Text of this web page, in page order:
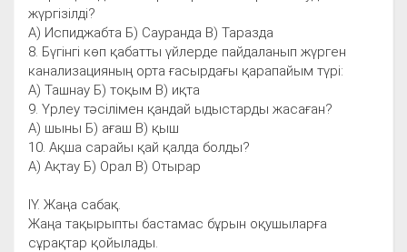
жүргізілді?
А) Испиджабта Б) Сауранда В) Таразда
8. Бүгінгі көп қабатты үйлерде пайдаланып жүрген
канализацияның орта ғасырдағы қарапайым түрі:
А) Ташнау Б) тоқым В) иқта
9. Үрлеу тәсілімен қандай ыдыстарды жасаған?
А) шыны Б) ағаш В) қыш
10. Ақша сарайы қай қалда болды?
А) Ақтау Б) Орал В) Отырар
ІҮ. Жаңа сабақ.
Жаңа тақырыпты бастамас бұрын оқушыларға
сұрақтар қойылады.